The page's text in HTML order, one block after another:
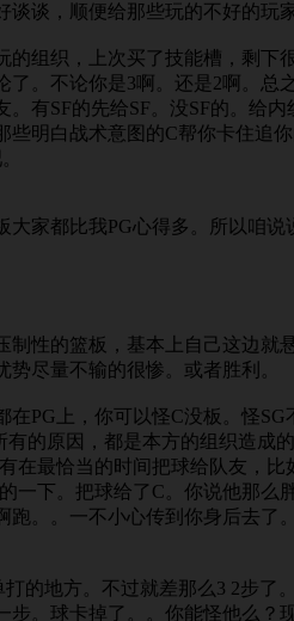
谈，顺便给那些玩的不好的玩
的组织，上次买了技能槽，剩下
。不论你是3啊。还是2啊。总
有SF的先给SF。没SF的。给内
些明白战术意图的C帮你卡住追
大家都比我PG心得多。所以咱说
制性的篮板，基本上自己这边就
尽量不输的很惨。或者胜利。
在PG上，你可以怪C没板。怪SG
有的原因，都是本方的组织造成
在最恰当的时间把球给队友，比
一下。把球给了C。你说他那么
跑。。一不小心传到你身后去了
的地方。不过就差那么3 2步了
步。球卡掉了。。你能怪他么？